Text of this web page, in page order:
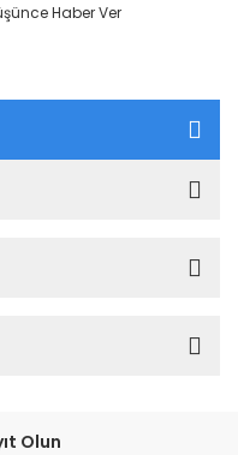
Haber Ver
Olun